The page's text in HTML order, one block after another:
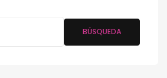
BÚSQUEDA